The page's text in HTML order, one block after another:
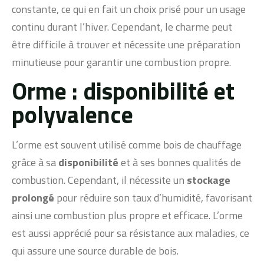
constante, ce qui en fait un choix prisé pour un usage
continu durant l’hiver. Cependant, le charme peut
être difficile à trouver et nécessite une préparation
minutieuse pour garantir une combustion propre.
Orme : disponibilité et
polyvalence
L’orme est souvent utilisé comme bois de chauffage
grâce à sadisponibilitéet à ses bonnes qualités de
combustion. Cependant, il nécessite un stockage
prolongé pour réduire son taux d’humidité, favorisant
ainsi une combustion plus propre et efficace. L’orme
est aussi apprécié pour sa résistance aux maladies, ce
qui assure une source durable de bois.